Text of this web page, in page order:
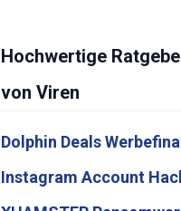
Hochwertige
von Viren
Dolphin Deals
Instagram Account